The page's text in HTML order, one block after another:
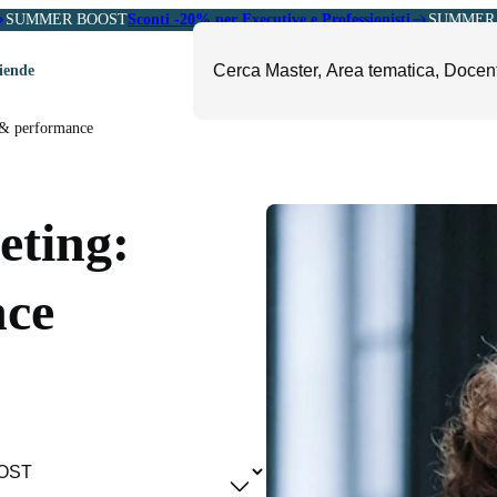
SUMMER BOOSTSconti -20% per Executive e Professionisti
e Soft Skills
Management
Sales e Export
Ambiente
performance